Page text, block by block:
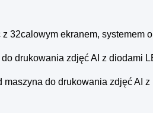
32calowym ekranem,
drukowania zdjęć AI z diodami
maszyna do drukowania zdjęć AI